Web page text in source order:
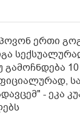
ერთი
გამოჩნდება
- ეკა